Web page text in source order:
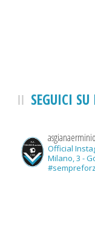
SEGUICI
asgianaerminio
Official
Milano, 3 -